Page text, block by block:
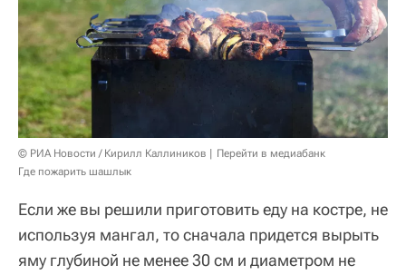
© РИА Новости / Кирилл Каллиников
Перейти в медиабанк
Где пожарить шашлык
Если же вы решили приготовить еду на костре, не
используя мангал, то сначала придется вырыть
яму глубиной не менее 30 см и диаметром не